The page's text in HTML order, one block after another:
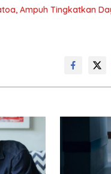
Ampuh Tingkatkan